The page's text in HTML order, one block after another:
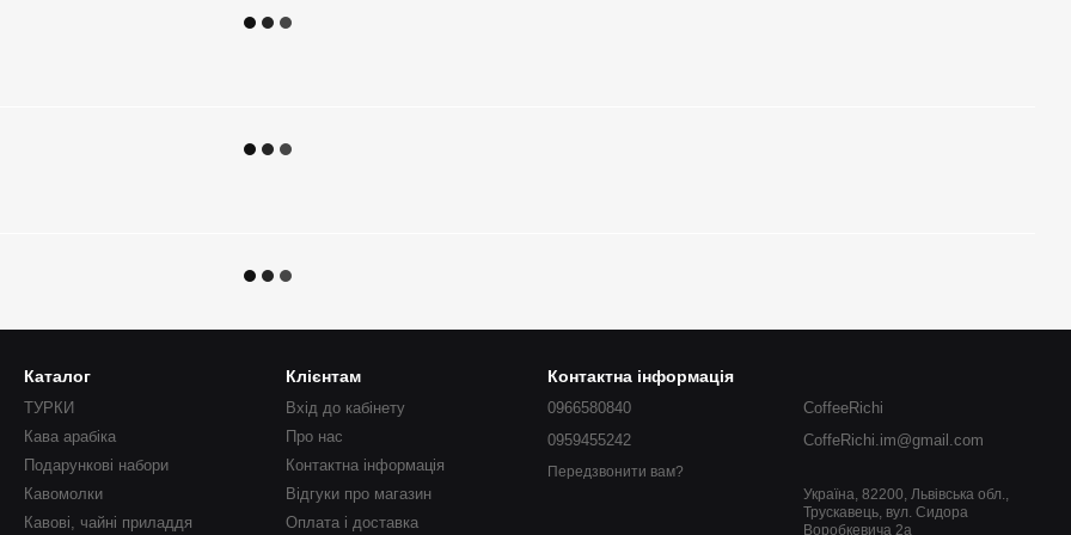
Каталог
ТУРКИ
Кава арабіка
Подарункові набори
Кавомолки
Кавові, чайні приладдя
Клієнтам
Вхід до кабінету
Про нас
Контактна інформація
Відгуки про магазин
Оплата і доставка
Контактна інформація
0966580840
0959455242
Передзвонити вам?
CoffeeRichi
CoffeRichi.im@gmail.com
Україна, 82200, Львівська обл.,
Трускавець, вул. Сидора
Воробкевича 2a